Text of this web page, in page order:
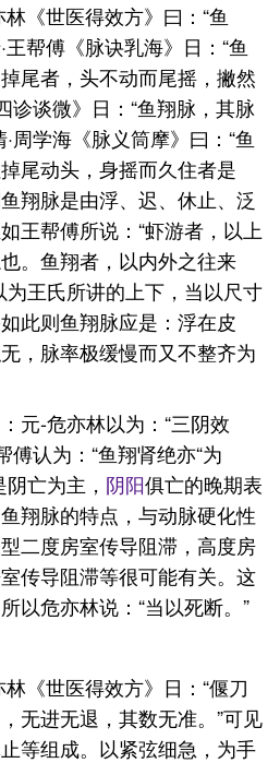
《世医得效方》曰：“鱼
帮傅《脉诀乳海》日：“鱼
尾者，头不动而尾摇，撇然
诊谈微》日：“鱼翔脉，其脉
周学海《脉义筒摩》曰：“鱼
尾动头，身摇而久住者是
翔脉是由浮、迟、休止、泛
王帮傅所说：“虾游者，以上
。鱼翔者，以内外之往来
为王氏所讲的上下，当以尺寸
此则鱼翔脉应是：浮在皮
，脉率极缓慢而又不整齐为
元-危亦林以为：“三阴效
傅认为：“鱼翔肾绝亦“为
亡为主， 阴阳俱亡的晚期表
翔脉的特点，与动脉硬化性
二度房室传导阻滞，高度房
传导阻滞等很可能有关。这
以危亦林说：“当以死断。”
《世医得效方》日：“偃刀
无进无退，其数无准。”可见
等组成。以紧弦细急，为手